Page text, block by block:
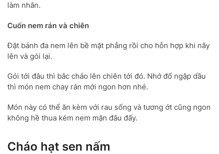
làm nhân.
Cuốn nem rán và chiên
Đặt bánh đa nem lên bề mặt phẳng rồi cho hỗn hợp khi nãy
lên và gói lại.
Gói tới đâu thì bắc chảo lên chiên tới đó. Nhớ đổ ngập dầu
thì món nem chay rán mới ngon hơn nhé.
Món này có thể ăn kèm với rau sống và tương ớt cũng ngon
không hề thua kém nem mặn đâu đấy.
Cháo hạt sen nấm